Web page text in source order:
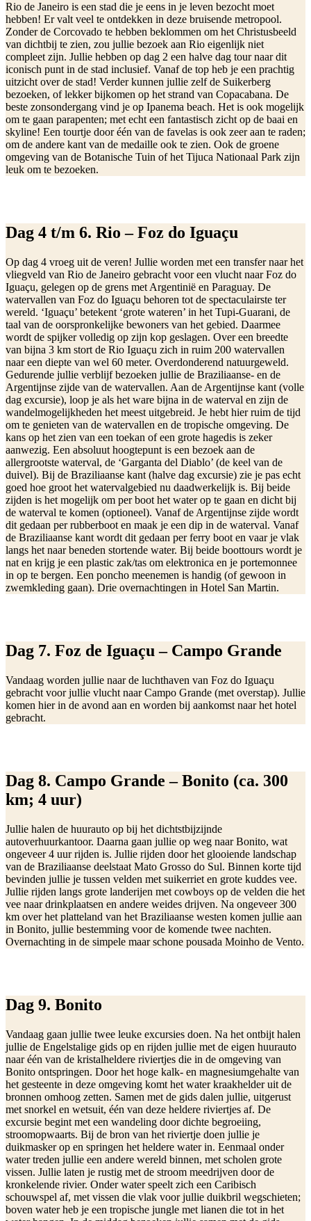
Rio de Janeiro is een stad die je eens in je leven bezocht moet
hebben! Er valt veel te ontdekken in deze bruisende metropool.
Zonder de Corcovado te hebben beklommen om het Christusbeeld
van dichtbij te zien, zou jullie bezoek aan Rio eigenlijk niet
compleet zijn. Jullie hebben op dag 2 een halve dag tour naar dit
iconisch punt in de stad inclusief. Vanaf de top heb je een prachtig
uitzicht over de stad! Verder kunnen jullie zelf de Suikerberg
bezoeken, of lekker bijkomen op het strand van Copacabana. De
beste zonsondergang vind je op Ipanema beach. Het is ook mogelijk
om te gaan parapenten; met echt een fantastisch zicht op de baai en
skyline! Een tourtje door één van de favelas is ook zeer aan te raden;
om de andere kant van de medaille ook te zien. Ook de groene
omgeving van de Botanische Tuin of het Tijuca Nationaal Park zijn
leuk om te bezoeken.
Dag 4 t/m 6. Rio – Foz do Iguaçu
Op dag 4 vroeg uit de veren! Jullie worden met een transfer naar het
vliegveld van Rio de Janeiro gebracht voor een vlucht naar Foz do
Iguaçu, gelegen op de grens met Argentinië en Paraguay. De
watervallen van Foz do Iguaçu behoren tot de spectaculairste ter
wereld. ‘Iguaçu’ betekent ‘grote wateren’ in het Tupi-Guarani, de
taal van de oorspronkelijke bewoners van het gebied. Daarmee
wordt de spijker volledig op zijn kop geslagen. Over een breedte
van bijna 3 km stort de Rio Iguaçu zich in ruim 200 watervallen
naar een diepte van wel 60 meter. Overdonderend natuurgeweld.
Gedurende jullie verblijf bezoeken jullie de Braziliaanse- en de
Argentijnse zijde van de watervallen. Aan de Argentijnse kant (volle
dag excursie), loop je als het ware bijna in de waterval en zijn de
wandelmogelijkheden het meest uitgebreid. Je hebt hier ruim de tijd
om te genieten van de watervallen en de tropische omgeving. De
kans op het zien van een toekan of een grote hagedis is zeker
aanwezig. Een absoluut hoogtepunt is een bezoek aan de
allergrootste waterval, de ‘Garganta del Diablo’ (de keel van de
duivel). Bij de Braziliaanse kant (halve dag excursie) zie je pas echt
goed hoe groot het watervalgebied nu daadwerkelijk is. Bij beide
zijden is het mogelijk om per boot het water op te gaan en dicht bij
de waterval te komen (optioneel). Vanaf de Argentijnse zijde wordt
dit gedaan per rubberboot en maak je een dip in de waterval. Vanaf
de Braziliaanse kant wordt dit gedaan per ferry boot en vaar je vlak
langs het naar beneden stortende water. Bij beide boottours wordt je
nat en krijg je een plastic zak/tas om elektronica en je portemonnee
in op te bergen. Een poncho meenemen is handig (of gewoon in
zwemkleding gaan). Drie overnachtingen in Hotel San Martin.
Dag 7. Foz de Iguaçu – Campo Grande
Vandaag worden jullie naar de luchthaven van Foz do Iguaçu
gebracht voor jullie vlucht naar Campo Grande (met overstap). Jullie
komen hier in de avond aan en worden bij aankomst naar het hotel
gebracht.
Dag 8. Campo Grande – Bonito (ca. 300
km; 4 uur)
Jullie halen de huurauto op bij het dichtstbijzijnde
autoverhuurkantoor. Daarna gaan jullie op weg naar Bonito, wat
ongeveer 4 uur rijden is. Jullie rijden door het glooiende landschap
van de Braziliaanse deelstaat Mato Grosso do Sul. Binnen korte tijd
bevinden jullie je tussen velden met suikerriet en grote kuddes vee.
Jullie rijden langs grote landerijen met cowboys op de velden die het
vee naar drinkplaatsen en andere weides drijven. Na ongeveer 300
km over het platteland van het Braziliaanse westen komen jullie aan
in Bonito, jullie bestemming voor de komende twee nachten.
Overnachting in de simpele maar schone pousada Moinho de Vento.
Dag 9. Bonito
Vandaag gaan jullie twee leuke excursies doen. Na het ontbijt halen
jullie de Engelstalige gids op en rijden jullie met de eigen huurauto
naar één van de kristalheldere riviertjes die in de omgeving van
Bonito ontspringen. Door het hoge kalk- en magnesiumgehalte van
het gesteente in deze omgeving komt het water kraakhelder uit de
bronnen omhoog zetten. Samen met de gids dalen jullie, uitgerust
met snorkel en wetsuit, één van deze heldere riviertjes af. De
excursie begint met een wandeling door dichte begroeiing,
stroomopwaarts. Bij de bron van het riviertje doen jullie je
duikmasker op en springen het heldere water in. Eenmaal onder
water treden jullie een andere wereld binnen, met scholen grote
vissen. Jullie laten je rustig met de stroom meedrijven door de
kronkelende rivier. Onder water speelt zich een Caribisch
schouwspel af, met vissen die vlak voor jullie duikbril wegschieten;
boven water heb je een tropische jungle met lianen die tot in het